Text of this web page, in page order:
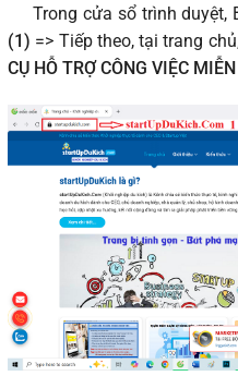
Trong cửa sổ trình duyệt,
(1) => Tiếp theo, tại trang
CỤ HỖ TRỢ CÔNG VIỆC